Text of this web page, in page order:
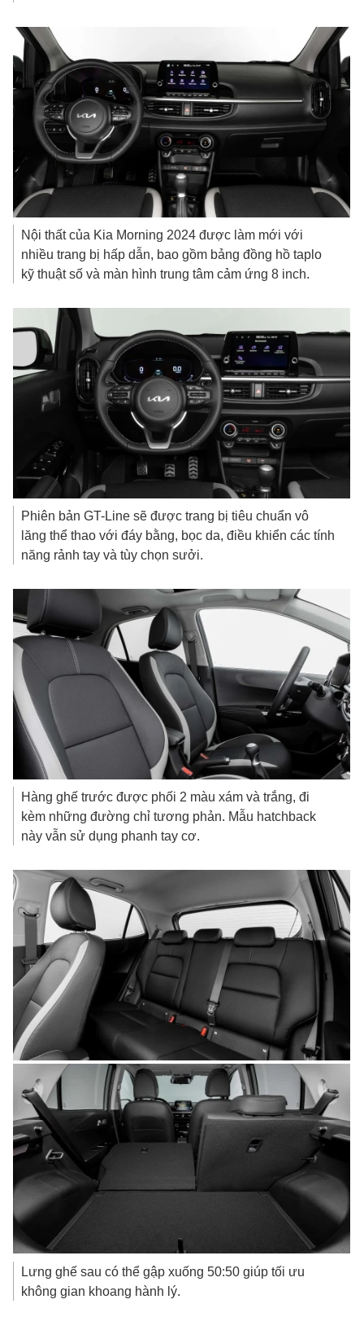
Nội thất của Kia Morning 2024 được làm mới với
nhiều trang bị hấp dẫn, bao gồm bảng đồng hồ taplo
kỹ thuật số và màn hình trung tâm cảm ứng 8 inch.
Phiên bản GT-Line sẽ được trang bị tiêu chuẩn vô
lăng thể thao với đáy bằng, bọc da, điều khiển các tính
năng rảnh tay và tùy chọn sưởi.
Hàng ghế trước được phối 2 màu xám và trắng, đi
kèm những đường chỉ tương phản. Mẫu hatchback
này vẫn sử dụng phanh tay cơ.
Lưng ghế sau có thể gập xuống 50:50 giúp tối ưu
không gian khoang hành lý.